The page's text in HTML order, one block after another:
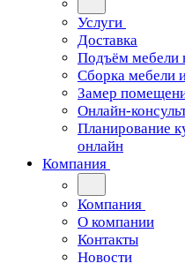
Услуги
Доставка
Подъём мебели
Сборка мебели
Замер
Онлайн-
Планирование
онлайн
Компания
Компания
О компании
Контакты
Новости